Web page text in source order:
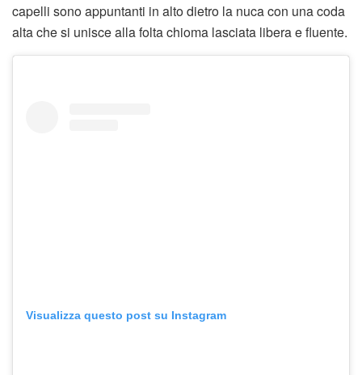
capelli sono appuntanti in alto dietro la nuca con una coda
alta che si unisce alla folta chioma lasciata libera e fluente.
Visualizza questo post su Instagram